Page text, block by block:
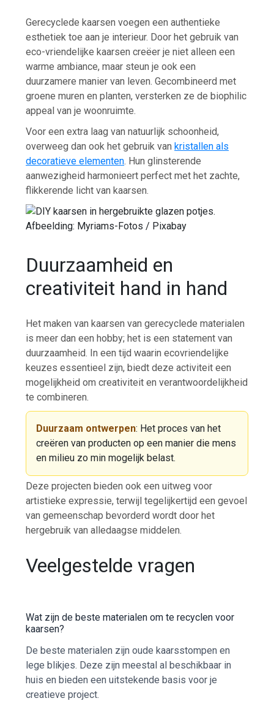
Gerecyclede kaarsen voegen een authentieke
esthetiek toe aan je interieur. Door het gebruik van
eco-vriendelijke kaarsen creëer je niet alleen een
warme ambiance, maar steun je ook een
duurzamere manier van leven. Gecombineerd met
groene muren en planten, versterken ze de biophilic
appeal van je woonruimte.
Voor een extra laag van natuurlijk schoonheid,
overweeg dan ook het gebruik van kristallen als
decoratieve elementen. Hun glinsterende
aanwezigheid harmonieert perfect met het zachte,
flikkerende licht van kaarsen.
Afbeelding: Myriams-Fotos / Pixabay
Duurzaamheid en
creativiteit hand in hand
Het maken van kaarsen van gerecyclede materialen
is meer dan een hobby; het is een statement van
duurzaamheid. In een tijd waarin ecovriendelijke
keuzes essentieel zijn, biedt deze activiteit een
mogelijkheid om creativiteit en verantwoordelijkheid
te combineren.
Duurzaam ontwerpen: Het proces van het
creëren van producten op een manier die mens
en milieu zo min mogelijk belast.
Deze projecten bieden ook een uitweg voor
artistieke expressie, terwijl tegelijkertijd een gevoel
van gemeenschap bevorderd wordt door het
hergebruik van alledaagse middelen.
Veelgestelde vragen
Wat zijn de beste materialen om te recyclen voor
kaarsen?
De beste materialen zijn oude kaarsstompen en
lege blikjes. Deze zijn meestal al beschikbaar in
huis en bieden een uitstekende basis voor je
creatieve project.